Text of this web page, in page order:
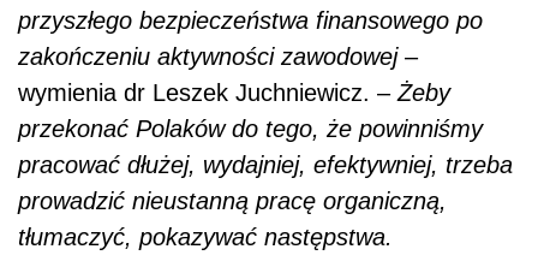
przyszłego bezpieczeństwa finansowego po
zakończeniu aktywności zawodowej –
wymienia dr Leszek Juchniewicz. – Żeby
przekonać Polaków do tego, że powinniśmy
pracować dłużej, wydajniej, efektywniej, trzeba
prowadzić nieustanną pracę organiczną,
tłumaczyć, pokazywać następstwa.